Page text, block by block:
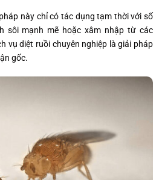
này chỉ có tác dụng tạm thời với số
sôi mạnh mẽ hoặc xâm nhập từ các
vụ diệt ruồi chuyên nghiệp là giải pháp
gốc.